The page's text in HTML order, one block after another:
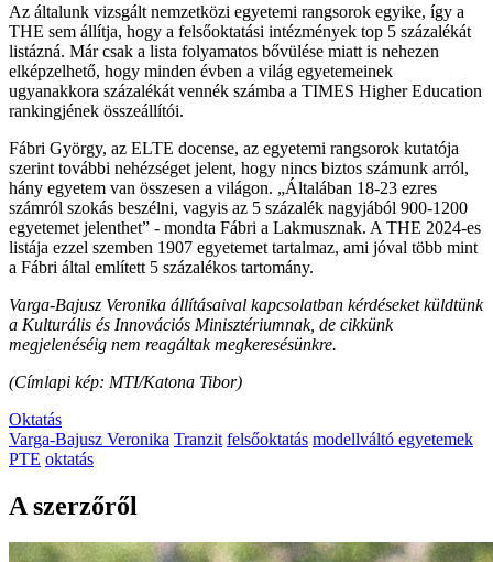
Az általunk vizsgált nemzetközi egyetemi rangsorok egyike, így a
THE sem állítja, hogy a felsőoktatási intézmények top 5 százalékát
listázná. Már csak a lista folyamatos bővülése miatt is nehezen
elképzelhető, hogy minden évben a világ egyetemeinek
ugyanakkora százalékát vennék számba a TIMES Higher Education
rankingjének összeállítói.
Fábri György, az ELTE docense, az egyetemi rangsorok kutatója
szerint további nehézséget jelent, hogy nincs biztos számunk arról,
hány egyetem van összesen a világon. „Általában 18-23 ezres
számról szokás beszélni, vagyis az 5 százalék nagyjából 900-1200
egyetemet jelenthet” - mondta Fábri a Lakmusznak. A THE 2024-es
listája ezzel szemben 1907 egyetemet tartalmaz, ami jóval több mint
a Fábri által említett 5 százalékos tartomány.
Varga-Bajusz Veronika állításaival kapcsolatban kérdéseket küldtünk
a Kulturális és Innovációs Minisztériumnak, de cikkünk
megjelenéséig nem reagáltak megkeresésünkre.
(Címlapi kép: MTI/Katona Tibor)
Oktatás
Varga-Bajusz Veronika Tranzit felsőoktatás modellváltó egyetemek
PTE oktatás
A szerzőről